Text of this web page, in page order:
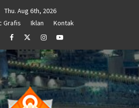
Thu. Aug 6th, 2026
Grafis
Iklan
Kontak
FacebookTwitterInstagramYoutube